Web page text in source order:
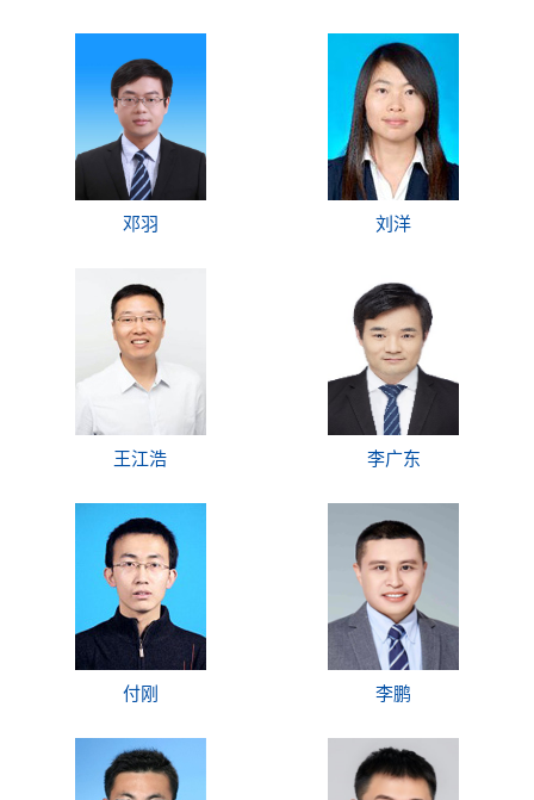
邓羽 刘洋
王江浩 李广东
付刚 李鹏